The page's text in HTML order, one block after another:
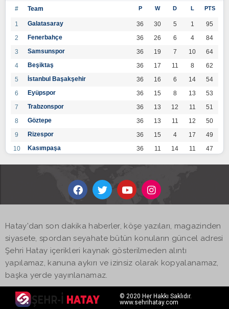
# Team P W D L PTS
1 Galatasaray 36 30 5 1
95
2
Fenerbahçe 36 26 6 4
84
3
Samsunspor 36 19 7 10
64
4
Beşiktaş 36 17 11 8
62
5
İstanbul Başakşehir 36 16 6 14
54
6
Eyüpspor 36 15 8 13
53
7
Trabzonspor 36 13 12 11
51
8
Göztepe 36 13 11 12
50
9
Rizespor 36 15 4 17
49
10
Kasımpaşa 36 11 14 11
47
36 12
14
Kayserispor 36 11 12 13
45
17
Hatayspor 36
19
Adana Demirspor
Hatay'dan son dakika haberler, köşe yazıları, magazinden
siyasete, spordan seyahate bütün konuların güncel adresi
Şehri Hatay içerikleri kaynak gösterilmeden alıntı
yapılamaz, kanuna aykırı ve izinsiz olarak kopyalanamaz,
başka yerde yayınlanamaz.
© 2020 Her Hakkı Saklıdır.
www.sehrihatay.com